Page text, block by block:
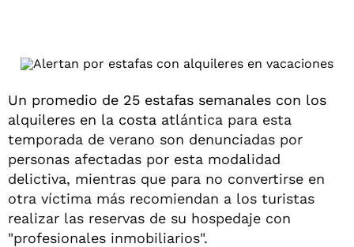
Un promedio de 25 estafas semanales con los
alquileres en la costa atlántica para esta
temporada de verano son denunciadas por
personas afectadas por esta modalidad
delictiva, mientras que para no convertirse en
otra víctima más recomiendan a los turistas
realizar las reservas de su hospedaje con
"profesionales inmobiliarios".